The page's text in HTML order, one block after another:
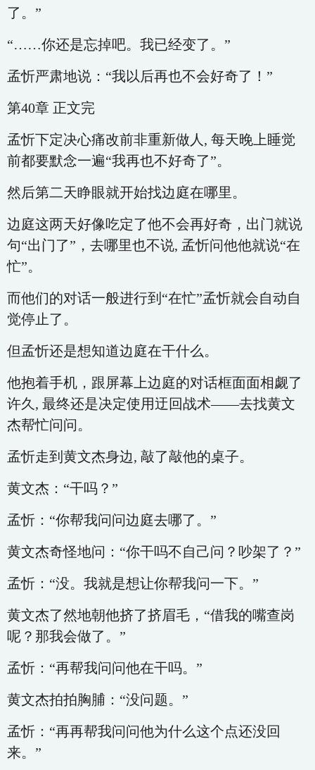
了。”
“……你还是忘掉吧。我已经变了。”
孟忻严肃地说：“我以后再也不会好奇了！”
第40章 正文完
孟忻下定决心痛改前非重新做人, 每天晚上睡觉
前都要默念一遍“我再也不好奇了”。
然后第二天睁眼就开始找边庭在哪里。
边庭这两天好像吃定了他不会再好奇，出门就说
句“出门了”，去哪里也不说, 孟忻问他他就说“在
忙”。
而他们的对话一般进行到“在忙”孟忻就会自动自
觉停止了。
但孟忻还是想知道边庭在干什么。
他抱着手机，跟屏幕上边庭的对话框面面相觑了
许久, 最终还是决定使用迂回战术——去找黄文
杰帮忙问问。
孟忻走到黄文杰身边, 敲了敲他的桌子。
黄文杰：“干吗？”
孟忻：“你帮我问问边庭去哪了。”
黄文杰奇怪地问：“你干吗不自己问？吵架了？”
孟忻：“没。我就是想让你帮我问一下。”
黄文杰了然地朝他挤了挤眉毛，“借我的嘴查岗
呢？那我会做了。”
孟忻：“再帮我问问他在干吗。”
黄文杰拍拍胸脯：“没问题。”
孟忻：“再再帮我问问他为什么这个点还没回
来。”